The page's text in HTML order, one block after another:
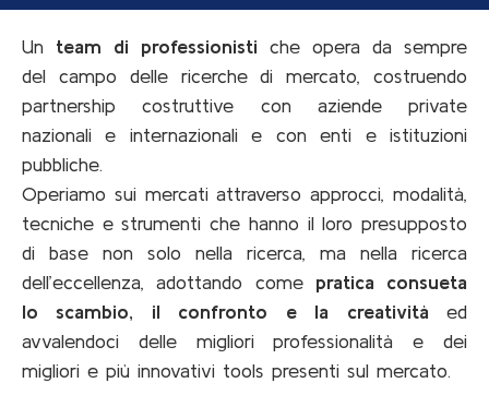
Un team di professionisti che opera da sempre
del campo delle ricerche di mercato, costruendo
partnership costruttive con aziende private
nazionali e internazionali e con enti e istituzioni
pubbliche.
Operiamo sui mercati attraverso approcci, modalità,
tecniche e strumenti che hanno il loro presupposto
di base non solo nella ricerca, ma nella ricerca
dell’eccellenza, adottando come pratica consueta
lo scambio, il confronto e la creatività ed
avvalendoci delle migliori professionalità e dei
migliori e più innovativi tools presenti sul mercato.